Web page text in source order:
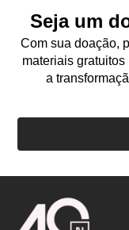
Seja um
Com sua doação,
materiais
a